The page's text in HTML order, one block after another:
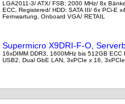
LGA2011-3/ ATX/ FSB: 2000 MHz/ 8x
ECC, Registered/ HDD: SATA III/ 6x PCi-E
Fernwartung, Onboard VGA/ RETAIL
Supermicro X9DRI-F-O,
16xDIMM DDR3, 1600MHz bis 512GB ECC
USB2, Dual GbE LAN, 3xPCIe x 16,